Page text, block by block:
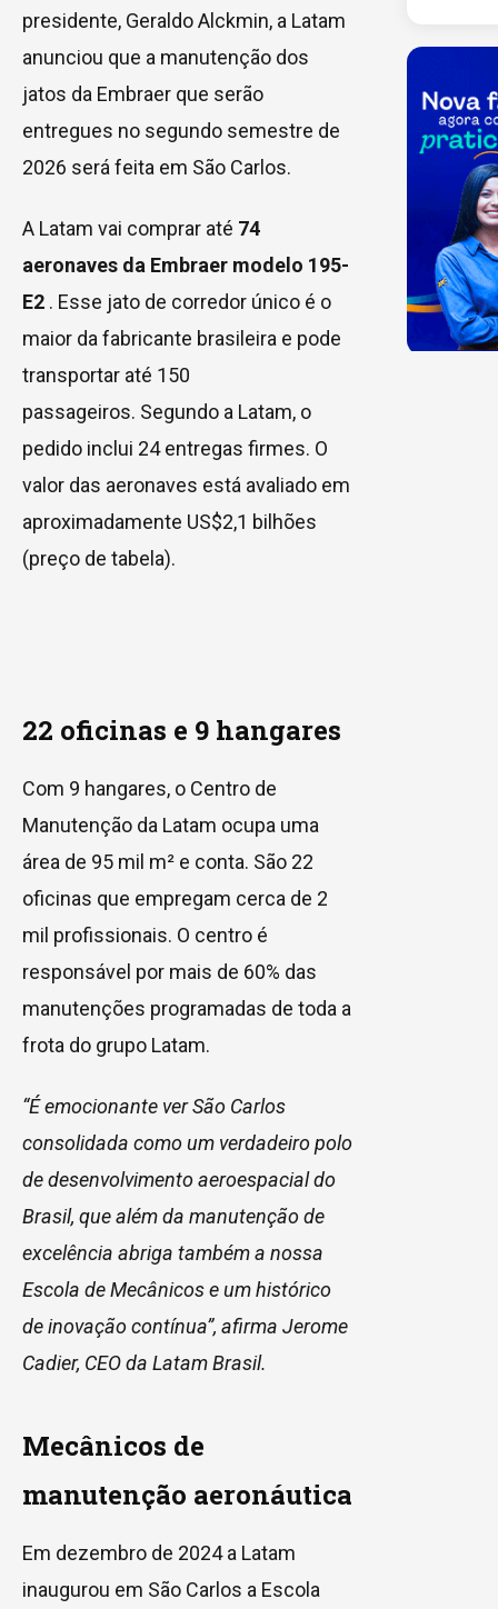
presidente, Geraldo Alckmin, a Latam
anunciou que a manutenção dos
jatos da Embraer que serão
entregues no segundo semestre de
2026 será feita em São Carlos.
A Latam vai comprar até 74
aeronaves da Embraer modelo 195-
E2 . Esse jato de corredor único é o
maior da fabricante brasileira e pode
transportar até 150
passageiros. Segundo a Latam, o
pedido inclui 24 entregas firmes. O
valor das aeronaves está avaliado em
aproximadamente US$2,1 bilhões
(preço de tabela).
22 oficinas e 9 hangares
Com 9 hangares, o Centro de
Manutenção da Latam ocupa uma
área de 95 mil m² e conta. São 22
oficinas que empregam cerca de 2
mil profissionais. O centro é
responsável por mais de 60% das
manutenções programadas de toda a
frota do grupo Latam.
“É emocionante ver São Carlos
consolidada como um verdadeiro polo
de desenvolvimento aeroespacial do
Brasil, que além da manutenção de
excelência abriga também a nossa
Escola de Mecânicos e um histórico
de inovação contínua”, afirma Jerome
Cadier, CEO da Latam Brasil.
Mecânicos de
manutenção aeronáutica
Em dezembro de 2024 a Latam
inaugurou em São Carlos a Escola